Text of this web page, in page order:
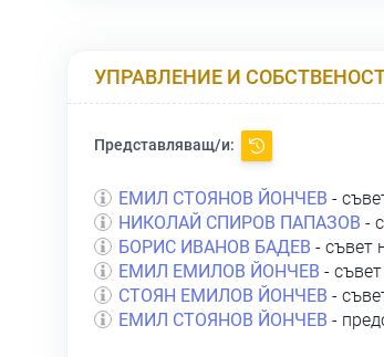
УПРАВЛЕНИЕ И
Представляващ/и:
ЕМИЛ СТОЯНОВ ЙОНЧЕВ -
НИКОЛАЙ СПИРОВ ПАПАЗОВ -
БОРИС ИВАНОВ БАДЕВ - съвет
ЕМИЛ ЕМИЛОВ ЙОНЧЕВ -
СТОЯН ЕМИЛОВ ЙОНЧЕВ -
ЕМИЛ СТОЯНОВ ЙОНЧЕВ -